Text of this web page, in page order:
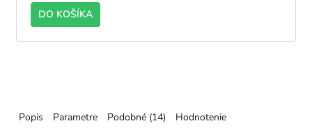
DO KOŠÍKA
Popis Parametre Podobné (14) Hodnotenie